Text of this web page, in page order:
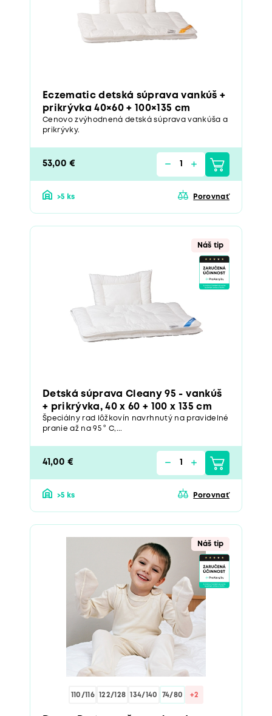
Eczematic detská súprava vankúš +
prikrývka 40×60 + 100×135 cm
Cenovo zvýhodnená detská súprava vankúša a
prikrývky.
53,00 €
>5 ks Porovnať
Náš tip
Detská súprava Cleany 95 - vankúš
+ prikrývka, 40 x 60 + 100 x 135 cm
Špeciálny rad lôžkovín navrhnutý na pravidelné
pranie až na 95 ° C,...
41,00 €
>5 ks Porovnať
Náš tip
110/116 122/128 134/140 74/80 +2